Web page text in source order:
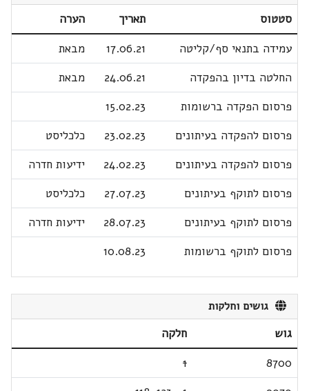
סטטוס תאריך
הערה
עמידה בתנאי סף/קליטה
17.06.21
מבאת
החלטה בדיון בהפקדה
24.06.21
מבאת
פרסום הפקדה ברשומות
15.02.23
פרסום להפקדה בעיתונים
23.02.23
כלכליסט
פרסום להפקדה בעיתונים
24.02.23
ידיעות חדרה
פרסום לתוקף בעיתונים
27.07.23
כלכליסט
פרסום לתוקף בעיתונים
28.07.23
ידיעות חדרה
פרסום לתוקף ברשומות
10.08.23
גושים וחלקות
גוש
חלקה
8700
1